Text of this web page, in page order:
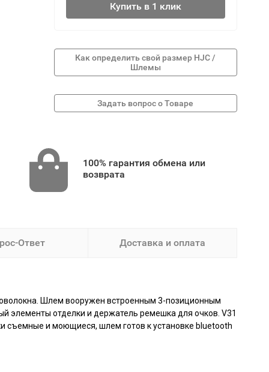
Купить в 1 клик
Как определить свой размер HJC /
Шлемы
100% гарантия обмена или
возврата
Ответ Доставка и оплата
Шлем вооружен встроенным 3-позиционным
отделки и держатель ремешка для очков. V31
съемные и моющиеся, шлем готов к установке bluetooth